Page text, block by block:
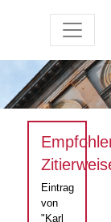
Eintrag
von
"Karl